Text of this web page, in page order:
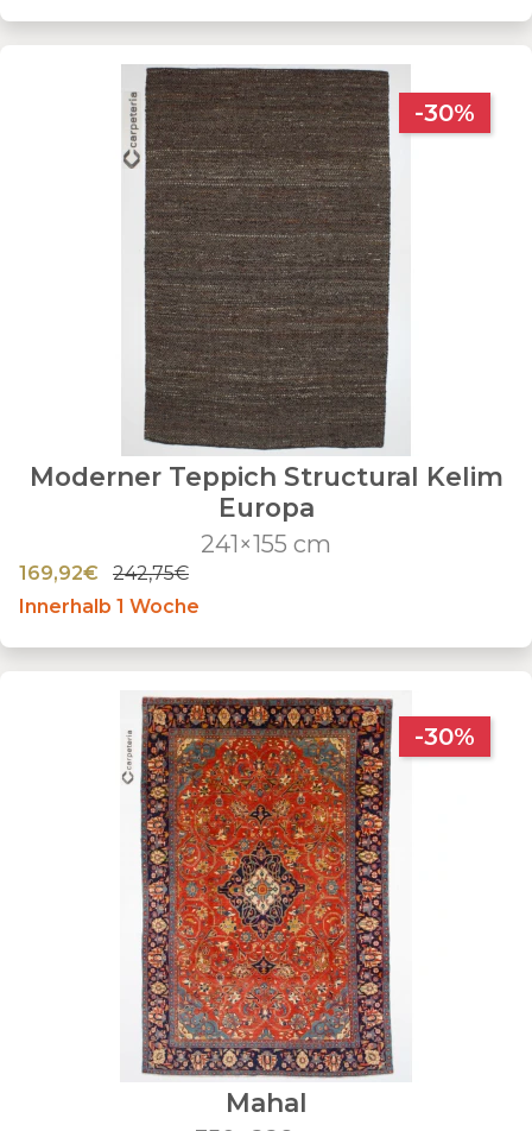
-30%
Moderner Teppich Structural Kelim
Europa
241×155 cm
169,92€
242,75€
Innerhalb 1 Woche
-30%
Mahal